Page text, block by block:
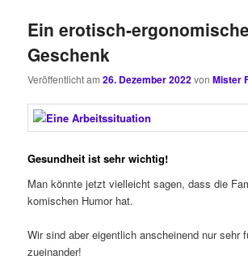
Ein erotisch-
Geschenk
Veröffentlicht am26. Dezember 2022vonMister
Gesundheit ist sehr wichtig!
Man könnte jetzt vielleicht sagen, dass die
komischen Humor hat.
Wir sind aber eigentlich anscheinend nur sehr
zueinander!